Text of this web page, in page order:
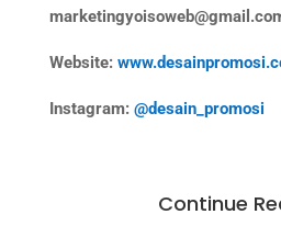
Website:
Instagram: @desain_promosi
Continue